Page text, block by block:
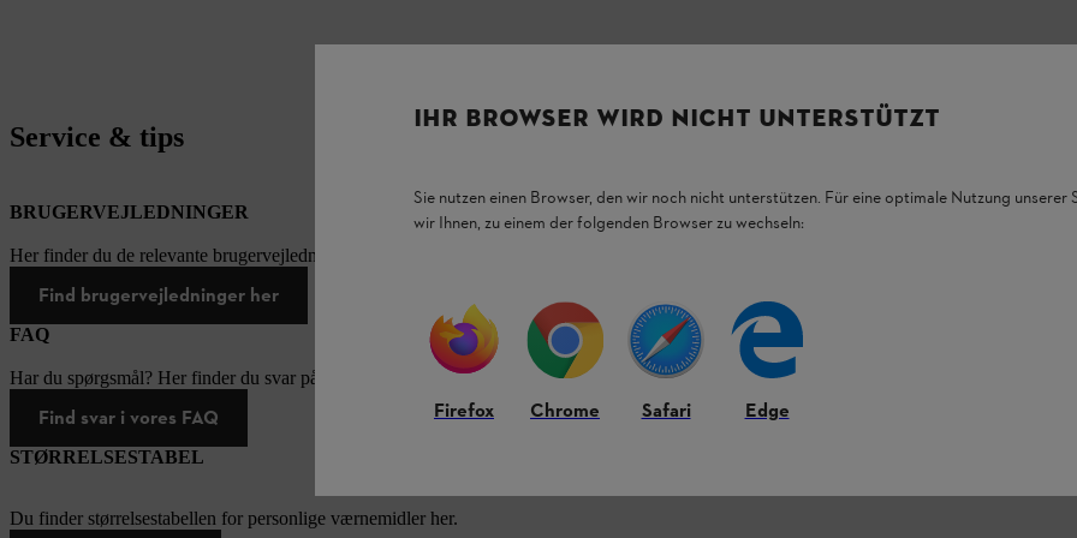
Service & tips
BRUGERVEJLEDNINGER
Her finder du de relevante brugervejledninger til vores STIHL-produkter.
Find brugervejledninger her
FAQ
Har du spørgsmål? Her finder du svar på de oftest stillede spørgsmål.
Find svar i vores FAQ
STØRRELSESTABEL
Du finder størrelsestabellen for personlige værnemidler her.
IHR BROWSER WIRD NICHT UNTERSTÜTZT
Sie nutzen einen Browser, den wir noch nicht unterstützen. Für eine optimale Nutzung unserer
wir Ihnen, zu einem der folgenden Browser zu wechseln:
Firefox Chrome Safari Edge